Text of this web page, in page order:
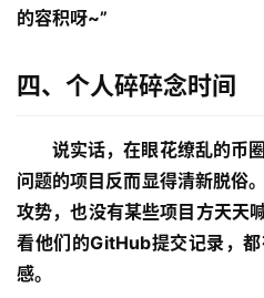
首
行
情
快
讯
的容积呀~”
四、个人碎碎念时间
说实话，在眼花缭乱的币
问题的项目反而显得清新脱俗
攻势，也没有某些项目方天天
看他们的GitHub提交记录，
感。